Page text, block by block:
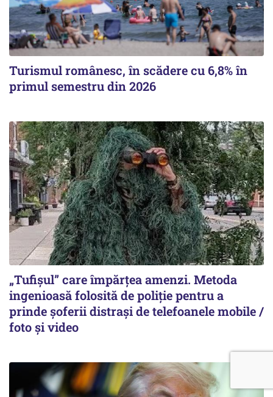
Turismul românesc, în scădere cu 6,8% în
primul semestru din 2026
„Tufișul” care împărțea amenzi. Metoda
ingenioasă folosită de poliție pentru a
prinde șoferii distrași de telefoanele mobile /
foto și video